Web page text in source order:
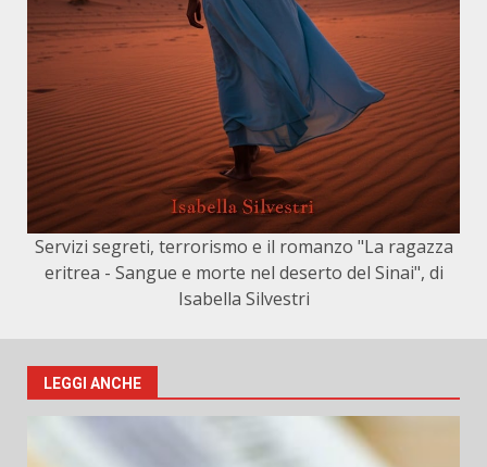
Servizi segreti, terrorismo e il romanzo "La ragazza
eritrea - Sangue e morte nel deserto del Sinai", di
Isabella Silvestri
LEGGI ANCHE